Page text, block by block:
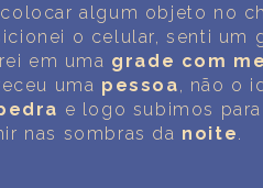
PRIVACIDADE
DE USO
4
algum objeto no
o celular, senti um
em uma grade com
uma pessoa , não o
e logo subimos
nas sombras da noite